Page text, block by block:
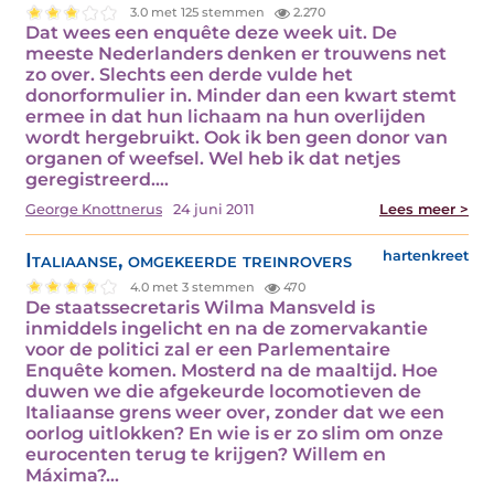
3.0 met 125 stemmen 2.270
Dat wees een enquête deze week uit. De
meeste Nederlanders denken er trouwens net
zo over. Slechts een derde vulde het
donorformulier in. Minder dan een kwart stemt
ermee in dat hun lichaam na hun overlijden
wordt hergebruikt. Ook ik ben geen donor van
organen of weefsel. Wel heb ik dat netjes
geregistreerd.…
George Knottnerus 24 juni 2011 Lees meer >
Italiaanse, omgekeerde treinrovers hartenkreet
4.0 met 3 stemmen 470
De staatssecretaris Wilma Mansveld is
inmiddels ingelicht en na de zomervakantie
voor de politici zal er een Parlementaire
Enquête komen. Mosterd na de maaltijd. Hoe
duwen we die afgekeurde locomotieven de
Italiaanse grens weer over, zonder dat we een
oorlog uitlokken? En wie is er zo slim om onze
eurocenten terug te krijgen? Willem en
Máxima?…